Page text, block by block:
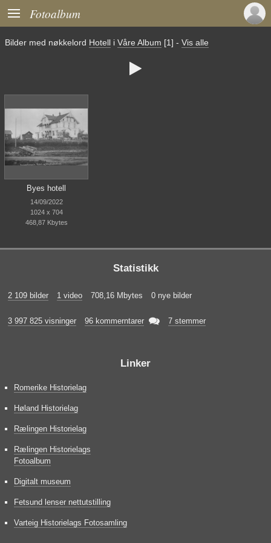
 Fotoalbum
Bilder med nøkkelord Hotell i Våre Album [1] - Vis alle

Byes hotell
14/09/2022
1024 x 704
468,87 Kbytes
Statistikk
2 109 bilder 1 video 708,16 Mbytes 0 nye bilder
3 997 825 visninger 96 kommerntarer  7 stemmer
Linker
Romerike Historielag
Høland Historielag
Rælingen Historielag
Rælingen Historielags
Fotoalbum
Digitalt museum
Fetsund lenser nettutstilling
Varteig Historielags Fotosamling